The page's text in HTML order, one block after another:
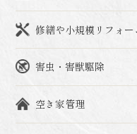
修繕や小規模リフォ
害虫・害獣駆除
空き家管理